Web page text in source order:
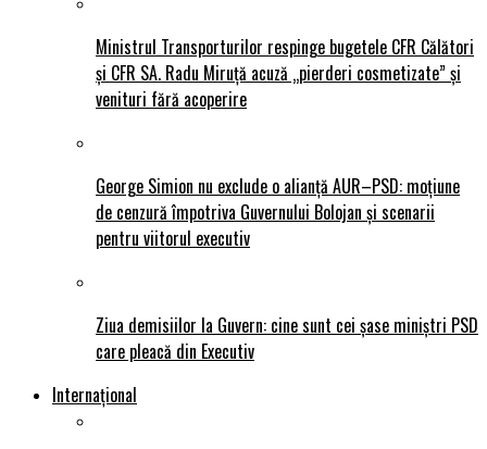
Ministrul Transporturilor respinge bugetele CFR Călători
și CFR SA. Radu Miruță acuză „pierderi cosmetizate” și
venituri fără acoperire
George Simion nu exclude o alianță AUR–PSD: moțiune
de cenzură împotriva Guvernului Bolojan și scenarii
pentru viitorul executiv
Ziua demisiilor la Guvern: cine sunt cei șase miniștri PSD
care pleacă din Executiv
Internațional